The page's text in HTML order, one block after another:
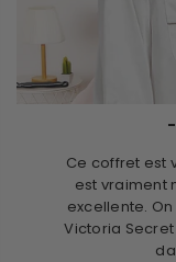
Ce coffret est
est vraiment
excellente.
Victoria